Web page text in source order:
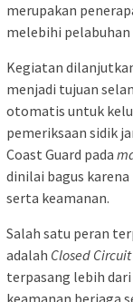
merupakan
melebihi pelabuhan
Kegiatan
menjadi tujuan
otomatis untuk
pemeriksaan sidik
Coast Guard pada
dinilai bagus
serta keamanan.
Salah satu peran
adalah Closed
terpasang lebih dari